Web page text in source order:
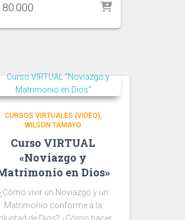
80.000
CURSOS VIRTUALES (VIDEO)
WILSON TAMAYO
Curso VIRTUAL
«Noviazgo y
en Dios»
vivir un Noviazgo y un
Matrimonio conforme a la